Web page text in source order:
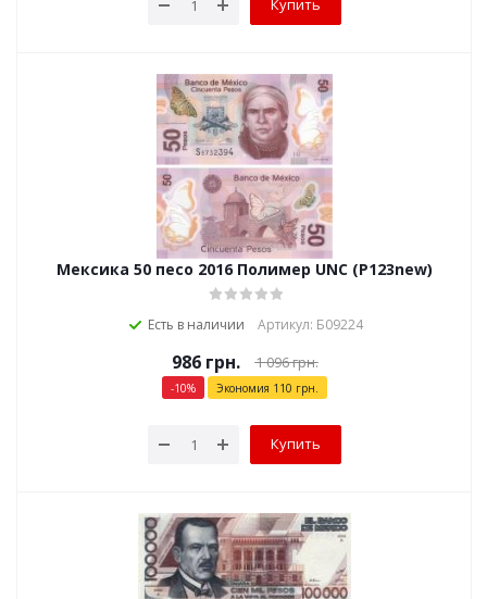
Купить
Мексика 50 песо 2016 Полимер UNC (P123new)
Есть в наличии Артикул: Б09224
986грн. 1 096грн.
-10% Экономия 110 грн.
Купить